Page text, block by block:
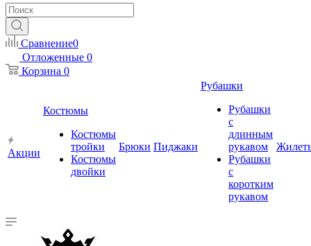
Сравнение0
Отложенные 0
Корзина 0
Акции
Костюмы
Костюмы
тройки
Костюмы
двойки
Брюки Пиджаки
Рубашки
Рубашки
с
длинным
рукавом
Рубашки
с
коротким
рукавом